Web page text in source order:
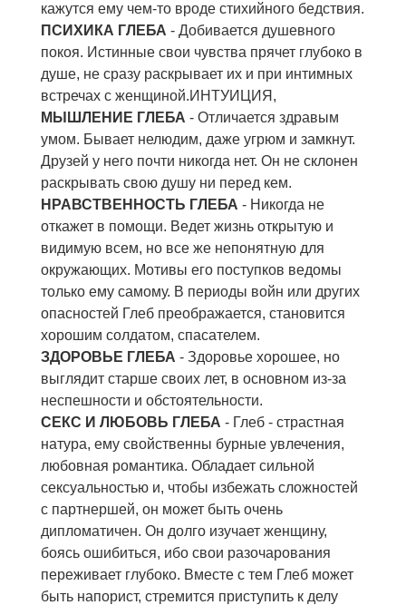
кажутся ему чем-то вроде стихийного бедствия.
ПСИХИКА ГЛЕБА - Добивается душевного
покоя. Истинные свои чувства прячет глубоко в
душе, не сразу раскрывает их и при интимных
встречах с женщиной.ИНТУИЦИЯ,
МЫШЛЕНИЕ ГЛЕБА - Отличается здравым
умом. Бывает нелюдим, даже угрюм и замкнут.
Друзей у него почти никогда нет. Он не склонен
раскрывать свою душу ни перед кем.
НРАВСТВЕННОСТЬ ГЛЕБА - Никогда не
откажет в помощи. Ведет жизнь открытую и
видимую всем, но все же непонятную для
окружающих. Мотивы его поступков ведомы
только ему самому. В периоды войн или других
опасностей Глеб преображается, становится
хорошим солдатом, спасателем.
ЗДОРОВЬЕ ГЛЕБА - Здоровье хорошее, но
выглядит старше своих лет, в основном из-за
неспешности и обстоятельности.
СЕКС И ЛЮБОВЬ ГЛЕБА - Глеб - страстная
натура, ему свойственны бурные увлечения,
любовная романтика. Обладает сильной
сексуальностью и, чтобы избежать сложностей
с партнершей, он может быть очень
дипломатичен. Он долго изучает женщину,
боясь ошибиться, ибо свои разочарования
переживает глубоко. Вместе с тем Глеб может
быть напорист, стремится приступить к делу